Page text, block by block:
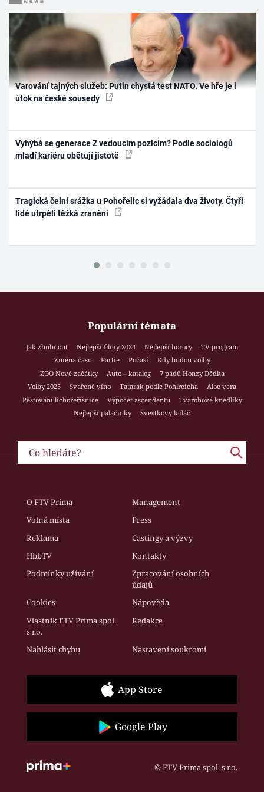
Varování tajných služeb: Putin chystá test NATO. Ve hře je i
útok na české sousedy
Vyhýbá se generace Z vedoucím pozicím? Podle sociologů
mladí kariéru obětují jistotě
Tragická čelní srážka u Pohořelic si vyžádala dva životy. Čtyři
lidé utrpěli těžká zranění
Populární témata
Jak zhubnout Nejlepší filmy 2024 Nejlepší horory
TV program
Změna času
Partie Počasí
Kdy budou volby
ZOO Nové začátky
Auto – katalog
7 pádů Honzy Dědka
Volby 2025
Svařené víno Tatarák podle Pohlreicha
Aloe vera
Pěstování lichořeřišnice
Výpočet ascendentu
Tvarohové knedlíky
Nejlepší palačinky
Švestkový koláč
O FTV Prima
Management
Volná místa
Press
Reklama
Castingy a výzvy
HbbTV
Kontakty
Podmínky užívání
Zpracování osobních
údajů
Cookies
Nápověda
Vlastník FTV Prima spol.
s r.o.
Redakce
Nahlásit chybu Nastavení soukromí
App Store
Google Play
© FTV Prima spol. s r.o.